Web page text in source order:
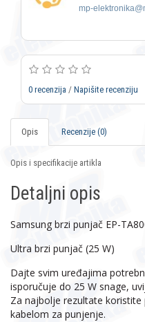
mp-
0 recenzija / Napišite recenziju
Opis Recenzije (0)
Opis i specifikacije artikla
Detaljni opis
Samsung brzi punjač EP-
Ultra brzi punjač (25 W)
Dajte svim uređajima
isporučuje do 25 W snage,
Za najbolje rezultate koristite
kabelom za punjenje.